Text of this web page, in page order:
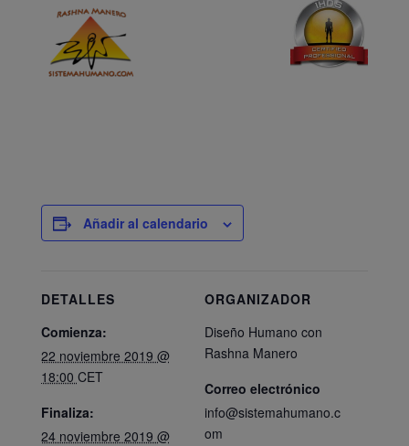
Añadir al calendario
DETALLES
Comienza:
22 noviembre 2019 @
18:00 CET
Finaliza:
24 noviembre 2019 @
ORGANIZADOR
Diseño Humano con
Rashna Manero
Correo electrónico
info@sistemahumano.c
om